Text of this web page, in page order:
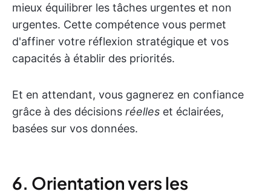
mieux équilibrer les tâches urgentes et non
urgentes. Cette compétence vous permet
d'affiner votre réflexion stratégique et vos
capacités à établir des priorités.
Et en attendant, vous gagnerez en confiance
grâce à des décisions réelles et éclairées,
basées sur vos données.
6. Orientation vers les